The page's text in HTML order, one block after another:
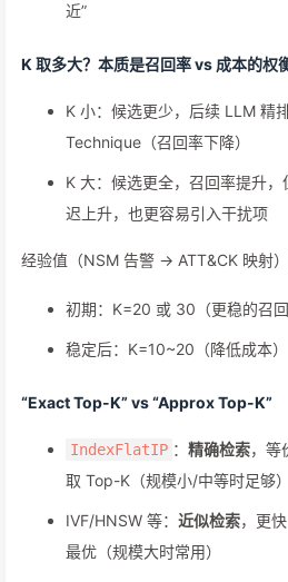
近”
K 取多大？本质是召回率 vs 成本的权
K 小：候选更少，后续 LLM 精
Technique（召回率下降）
K 大：候选更全，召回率提升
迟上升，也更容易引入干扰项
经验值（NSM 告警 -> ATT&CK 映射）
初期：K=20 或 30（更稳的召回
稳定后：K=10~20（降低成本）
“Exact Top-K” vs “Approx Top-K”
IndexFlatIP ： 精确检索，等
取 Top-K（规模小/中等时足够）
IVF/HNSW 等： 近似检索，更
最优（规模大时常用）